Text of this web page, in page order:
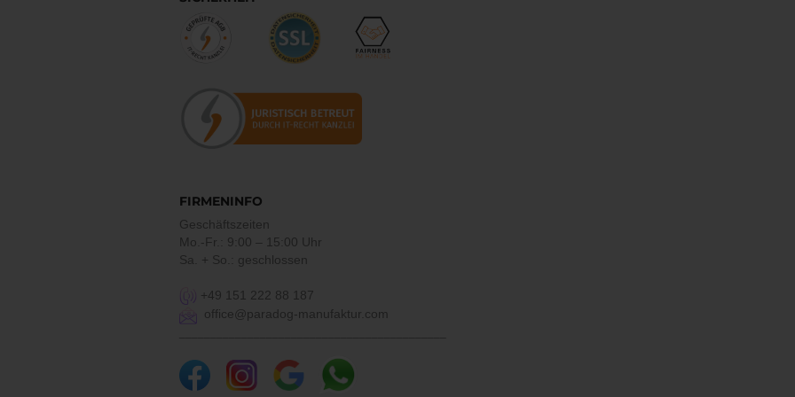
FIRMENINFO
Geschäftszeiten
Mo.-Fr.: 9:00 – 15:00 Uhr
Sa. + So.: geschlossen
+49 151 222 88 187
office@paradog-manufaktur.com